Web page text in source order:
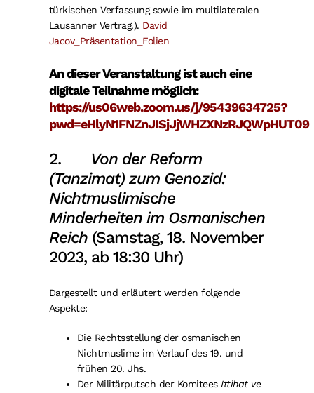
türkischen Verfassung sowie im multilateralen
Lausanner Vertrag.). David
Jacov_Präsentation_Folien
An dieser Veranstaltung ist auch eine
digitale Teilnahme möglich:
https://us06web.zoom.us/j/95439634725?
pwd=eHlyN1FNZnJISjJjWHZXNzRJQWpHUT09
2. Von der Reform
(Tanzimat) zum Genozid:
Nichtmuslimische
Minderheiten im Osmanischen
Reich(Samstag, 18. November
2023, ab 18:30 Uhr)
Dargestellt und erläutert werden folgende
Aspekte:
Die Rechtsstellung der osmanischen
Nichtmuslime im Verlauf des 19. und
frühen 20. Jhs.
Der Militärputsch der Komitees Ittihat ve